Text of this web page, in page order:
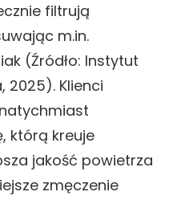
filtrują
m.in.
(Źródło: Instytut
2025). Klienci
którą kreuje
jakość powietrza
zmęczenie